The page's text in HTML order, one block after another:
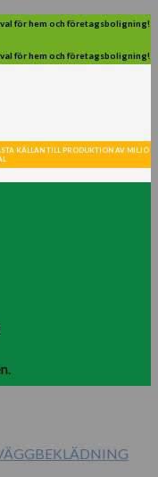
för hem och företagsboligning!
för hem och företagsboligning!
KÄLLAN TILL PRODUKTION AV MILJÖ